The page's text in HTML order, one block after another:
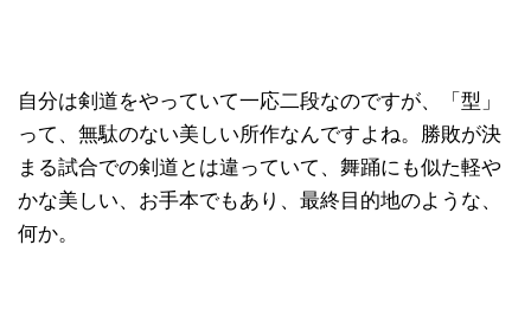
自分は剣道をやっていて一応二段なのですが、「型」
って、無駄のない美しい所作なんですよね。勝敗が決
まる試合での剣道とは違っていて、舞踊にも似た軽や
かな美しい、お手本でもあり、最終目的地のような、
何か。